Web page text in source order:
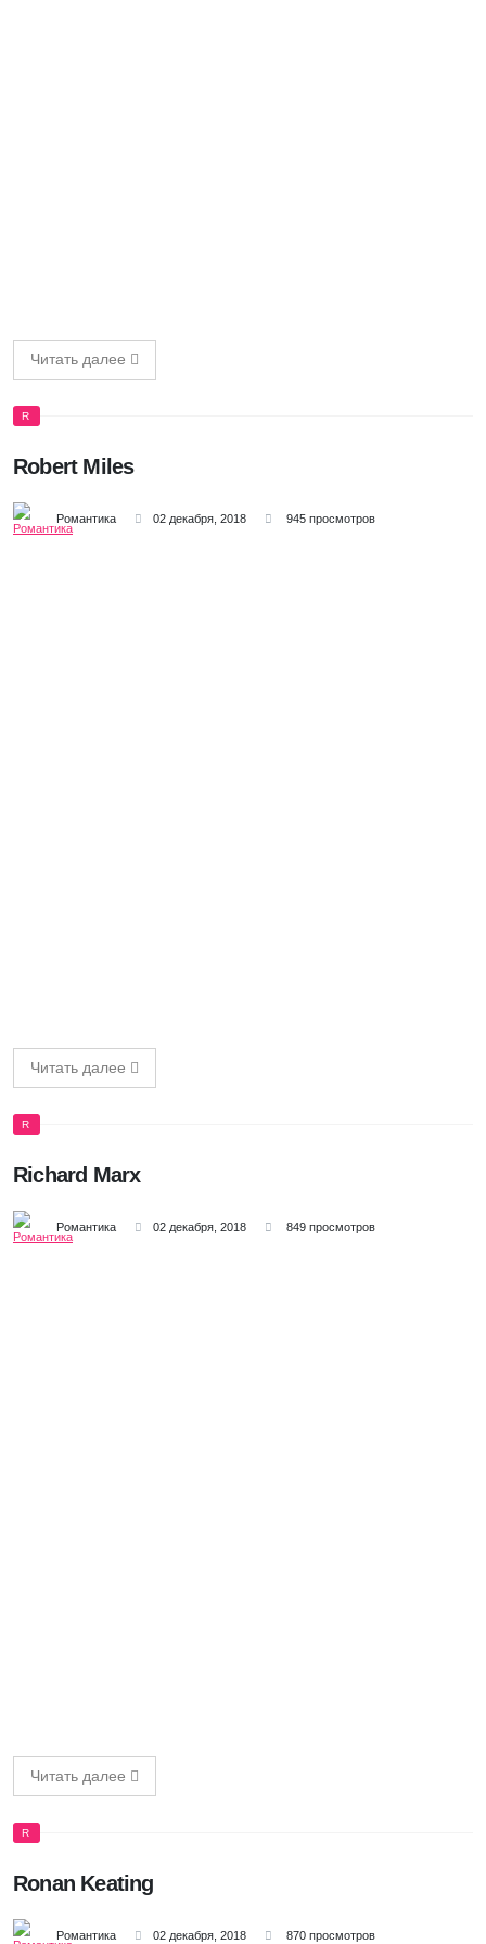
Читать далее
R
Robert Miles
Романтика 02 декабря, 2018 945 просмотров
Читать далее
R
Richard Marx
Романтика 02 декабря, 2018 849 просмотров
Читать далее
R
Ronan Keating
Романтика 02 декабря, 2018 870 просмотров